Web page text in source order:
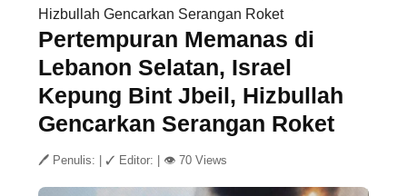
Hizbullah Gencarkan Serangan Roket
Pertempuran Memanas di
Lebanon Selatan, Israel
Kepung Bint Jbeil, Hizbullah
Gencarkan Serangan Roket
🖊 Penulis: ✓ Editor: 👁 70 Views